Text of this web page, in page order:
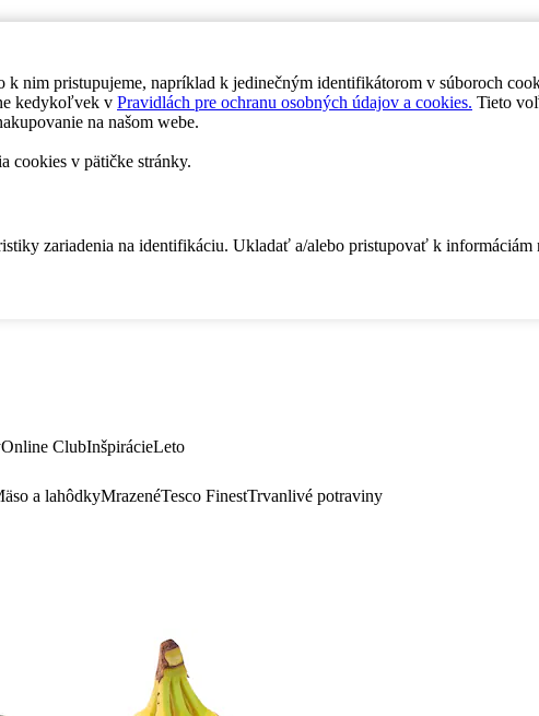
nim pristupujeme, napríklad k jedinečným identifikátorom v súboroch
kedykoľvek v Pravidlách pre ochranu osobných údajov a cookies. Tieto
na našom webe.
cookies v pätičke stránky.
zariadenia na identifikáciu. Ukladať a/alebo pristupovať k informáciám
Online ClubInšpirácieLeto
a lahôdkyMrazenéTesco FinestTrvanlivé potraviny